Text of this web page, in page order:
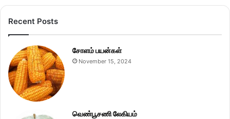
Recent Posts
சோளம் பயன்கள்
November 15, 2024
வெண்பூசணி லேகியம்